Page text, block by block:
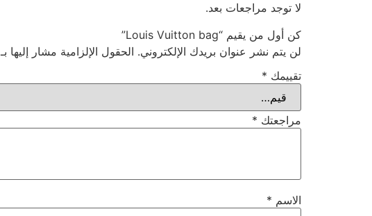
لا توجد مراجعات بعد.
كن أول من يقيم “Louis Vuitton bag”
لن يتم نشر عنوان بريدك الإلكتروني. الحقول الإلزامية مشار إليها بـ
تقييمك *
مراجعتك *
الاسم *